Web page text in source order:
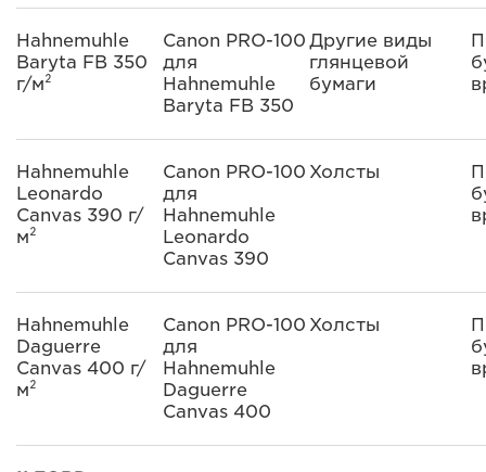
Hahnemuhle
Baryta FB 350
г/м²
Canon PRO-100
для
Hahnemuhle
Baryta FB 350
Другие виды
глянцевой
бумаги
Hahnemuhle
Leonardo
Canvas 390 г/
м²
Canon PRO-100
для
Hahnemuhle
Leonardo
Canvas 390
Холсты
Hahnemuhle
Daguerre
Canvas 400 г/
м²
Canon PRO-100
для
Hahnemuhle
Daguerre
Canvas 400
Холсты